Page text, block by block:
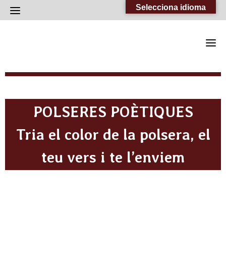
content
POLSERES POÈTIQUES
Tria el color de la polsera, el
teu vers i te l’enviem
Selecciona idioma